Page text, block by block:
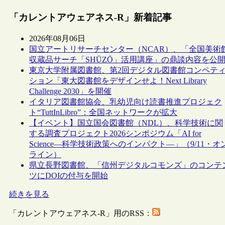
「カレントアウェアネス-R」新着記事
2026年08月06日
国立アートリサーチセンター（NCAR）、「全国美術
収蔵品サーチ「SHŪZŌ」活用講座」の鼎談内容を公開
東京大学附属図書館、第2回デジタル図書館コンペティ
ション「東大図書館をデザインせよ！Next Library
Challenge 2030」を開催
イタリア図書館協会、乳幼児向け読書推進プロジェク
ト“TuttInLibro”：全国ネットワークが拡大
【イベント】国立国会図書館（NDL）、科学技術に関
する調査プロジェクト2026シンポジウム「AI for
Science―科学技術政策へのインパクト―」（9/11・オ
ライン）
県立長野図書館、「信州デジタルコモンズ」のコンテ
ツにDOIの付与を開始
続きを見る
「カレントアウェアネス-R」用のRSS：